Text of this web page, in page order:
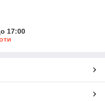
17:00